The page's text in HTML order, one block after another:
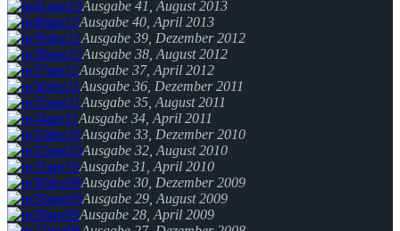
Ausgabe 41, August 2013
Ausgabe 40, April 2013
Ausgabe 39, Dezember 2012
Ausgabe 38, August 2012
Ausgabe 37, April 2012
Ausgabe 36, Dezember 2011
Ausgabe 35, August 2011
Ausgabe 34, April 2011
Ausgabe 33, Dezember 2010
Ausgabe 32, August 2010
Ausgabe 31, April 2010
Ausgabe 30, Dezember 2009
Ausgabe 29, August 2009
Ausgabe 28, April 2009